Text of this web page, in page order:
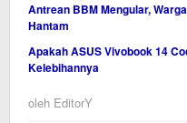
Antrean BBM Mengular,
Hantam
Apakah ASUS Vivobook 14
Kelebihannya
oleh EditorY